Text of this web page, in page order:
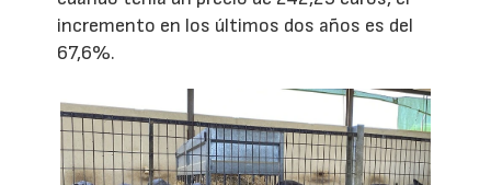
incremento en los últimos dos años es del
67,6%.